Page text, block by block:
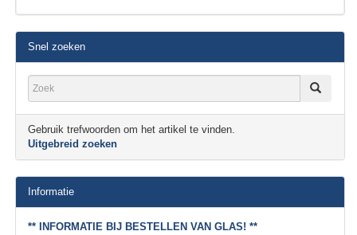
Snel zoeken
Gebruik trefwoorden om het artikel te vinden.
Uitgebreid zoeken
Informatie
** INFORMATIE BIJ BESTELLEN VAN GLAS! **